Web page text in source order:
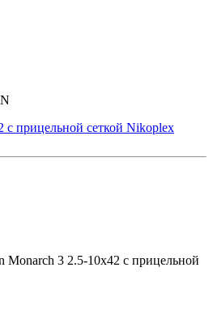
с прицельной сеткой Nikoplex
3 2.5-10x42 с прицельной